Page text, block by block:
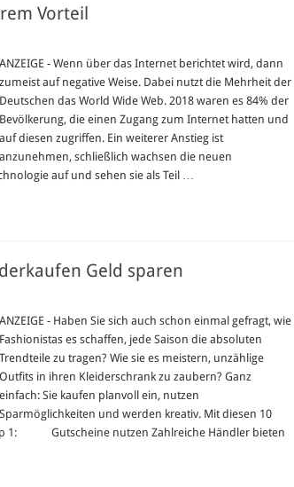
Vorteil
ANZEIGE - Wenn über das Internet berichtet wird, dann
zumeist auf negative Weise. Dabei nutzt die Mehrheit der
Deutschen das World Wide Web. 2018 waren es 84% der
Bevölkerung, die einen Zugang zum Internet hatten und
auf diesen zugriffen. Ein weiterer Anstieg ist
anzunehmen, schließlich wachsen die neuen
auf und sehen sie als Teil …
Geld sparen
ANZEIGE - Haben Sie sich auch schon einmal gefragt, wie
Fashionistas es schaffen, jede Saison die absoluten
Trendteile zu tragen? Wie sie es meistern, unzählige
Outfits in ihren Kleiderschrank zu zaubern? Ganz
einfach: Sie kaufen planvoll ein, nutzen
Sparmöglichkeiten und werden kreativ. Mit diesen 10
1: Gutscheine nutzen Zahlreiche Händler bieten